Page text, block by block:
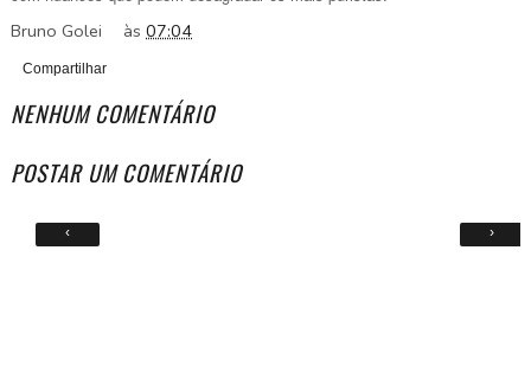
Bruno Golei às07:04
Compartilhar
NENHUM COMENTÁRIO
POSTAR UM COMENTÁRIO
‹ ›